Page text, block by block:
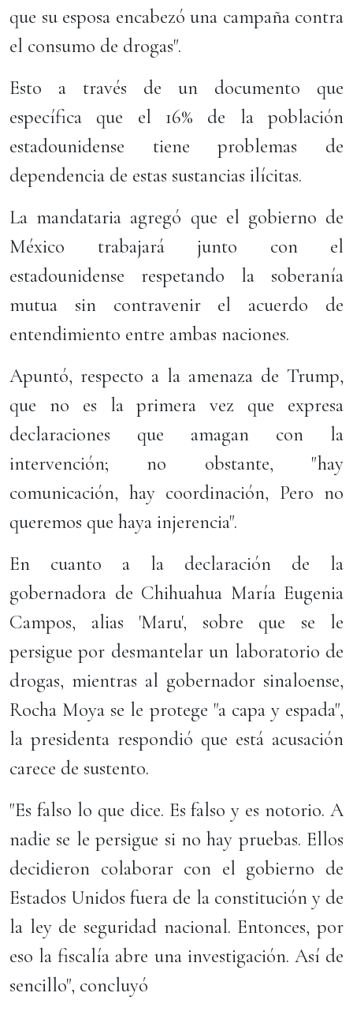
que su esposa encabezó una campaña contra
el consumo de drogas".
Esto a través de un documento que
específica que el 16% de la población
estadounidense tiene problemas de
dependencia de estas sustancias ilícitas.
La mandataria agregó que el gobierno de
México trabajará junto con el
estadounidense respetando la soberanía
mutua sin contravenir el acuerdo de
entendimiento entre ambas naciones.
Apuntó, respecto a la amenaza de Trump,
que no es la primera vez que expresa
declaraciones que amagan con la
intervención; no obstante, "hay
comunicación, hay coordinación, Pero no
queremos que haya injerencia".
En cuanto a la declaración de la
gobernadora de Chihuahua María Eugenia
Campos, alias 'Maru', sobre que se le
persigue por desmantelar un laboratorio de
drogas, mientras al gobernador sinaloense,
Rocha Moya se le protege "a capa y espada",
la presidenta respondió que está acusación
carece de sustento.
"Es falso lo que dice. Es falso y es notorio. A
nadie se le persigue si no hay pruebas. Ellos
decidieron colaborar con el gobierno de
Estados Unidos fuera de la constitución y de
la ley de seguridad nacional. Entonces, por
eso la fiscalía abre una investigación. Así de
sencillo", concluyó